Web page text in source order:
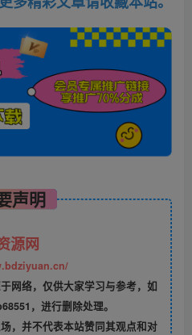
声明
源网
网络，仅供大家学习与参考，如
，进行删除处理。
，并不代表本站赞同其观点和对